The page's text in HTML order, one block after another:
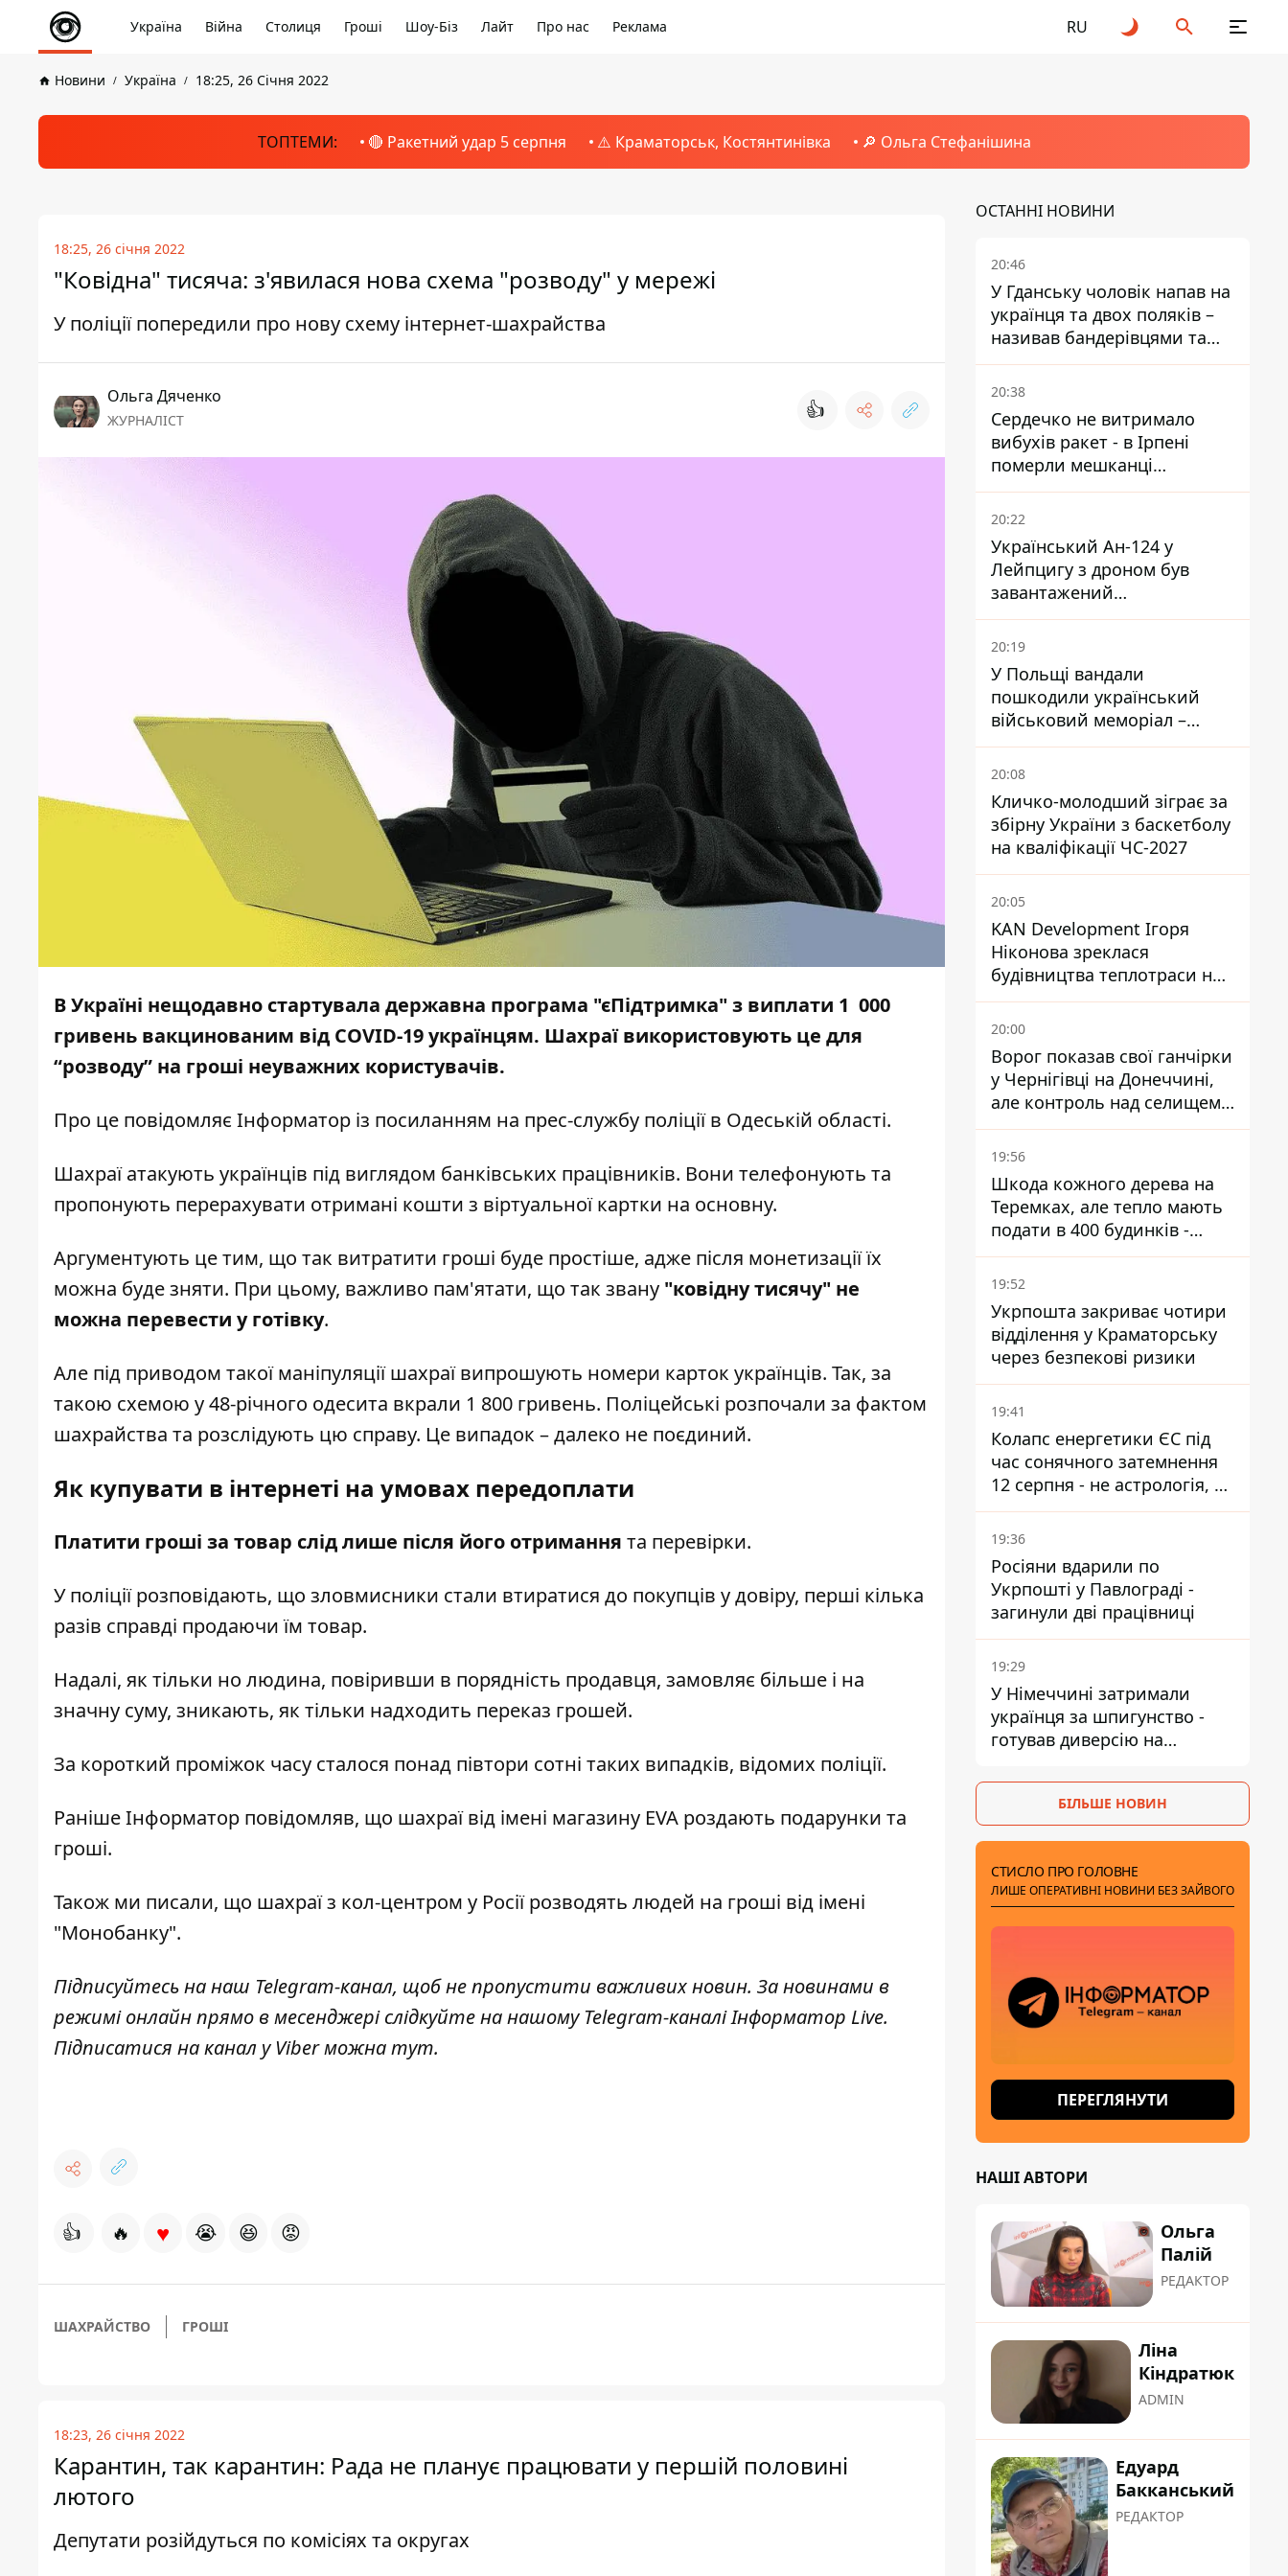
Україна Війна Столиця Гроші Шоу-Біз Лайт Про нас Реклама RU
Новини Україна 18:25, 26 Січня 2022
ТОПТЕМИ: 🔴 Ракетний удар 5 серпня ⚠️ Краматорськ, Костянтинівка 🔎 Ольга Стефанішина
18:25, 26 січня 2022
"Ковідна" тисяча: з'явилася нова схема "розводу" у мережі
У поліції попередили про нову схему інтернет-шахрайства
Ольга Дяченко
ЖУРНАЛІСТ 👍
В Україні нещодавно стартувала державна програма "єПідтримка" з виплати 1 000
гривень вакцинованим від COVID-19 українцям. Шахраї використовують це для
“розводу” на гроші неуважних користувачів.
Про це повідомляє Інформатор із посиланням на прес-службу поліції в Одеській області.
Шахраї атакують українців під виглядом банківських працівників. Вони телефонують та
пропонують перерахувати отримані кошти з віртуальної картки на основну.
Аргументують це тим, що так витратити гроші буде простіше, адже після монетизації їх
можна буде зняти. При цьому, важливо пам'ятати, що так звану "ковідну тисячу" не
можна перевести у готівку.
Але під приводом такої маніпуляції шахраї випрошують номери карток українців. Так, за
такою схемою у 48-річного одесита вкрали 1 800 гривень. Поліцейські розпочали за фактом
шахрайства та розслідують цю справу. Це випадок – далеко не поєдиний.
Як купувати в інтернеті на умовах передоплати
Платити гроші за товар слід лише після його отримання та перевірки.
У поліції розповідають, що зловмисники стали втиратися до покупців у довіру, перші кілька
разів справді продаючи їм товар.
Надалі, як тільки но людина, повіривши в порядність продавця, замовляє більше і на
значну суму, зникають, як тільки надходить переказ грошей.
За короткий проміжок часу сталося понад півтори сотні таких випадків, відомих поліції.
РанішеІнформатор повідомляв, що шахраї від імені магазину EVA роздають подарунки та
гроші.
Також ми писали, що шахраї з кол-центром у Росії розводять людей на гроші від імені
"Монобанку".
Підписуйтесь на наш Telegram-канал, щоб не пропустити важливих новин. За новинами в
режимі онлайн прямо в месенджері слідкуйте на нашому Telegram-каналіІнформатор Live.
Підписатися на канал у Viber можнатут.
👍 🔥 ♥ 😭 😆 😡
ШАХРАЙСТВО ГРОШІ
18:23, 26 січня 2022
Карантин, так карантин: Рада не планує працювати у першій половині
лютого
Депутати розійдуться по комісіях та округах
ОСТАННІ НОВИНИ
20:46
У Гданську чоловік напав на
українця та двох поляків –
називав бандерівцями та
поводився агресивно
20:38
Сердечко не витримало
вибухів ракет - в Ірпені
померли мешканці
притулку для собак з
інвалідністю
20:22
Український Ан-124 у
Лейпцигу з дроном був
завантажений
боєприпасами
20:19
У Польщі вандали
пошкодили український
військовий меморіал –
посольство відреагувало
20:08
Кличко-молодший зіграє за
збірну України з баскетболу
на кваліфікації ЧС-2027
20:05
KAN Development Ігоря
Ніконова зреклася
будівництва теплотраси на
Теремках
20:00
Ворог показав свої ганчірки
у Чернігівці на Донеччині,
але контроль над селищем
не підтверджений
19:56
Шкода кожного дерева на
Теремках, але тепло мають
подати в 400 будинків -
депутатка Київради
19:52
Укрпошта закриває чотири
відділення у Краматорську
через безпекові ризики
19:41
Колапс енергетики ЄС під
час сонячного затемнення
12 серпня - не астрологія, у
Брюсселі готуються до
екстрених заходів
19:36
Росіяни вдарили по
Укрпошті у Павлограді -
загинули дві працівниці
19:29
У Німеччині затримали
українця за шпигунство -
готував диверсію на
БІЛЬШЕ НОВИН
СТИСЛО ПРО ГОЛОВНЕ
ЛИШЕ ОПЕРАТИВНІ НОВИНИ БЕЗ ЗАЙВОГО
ПЕРЕГЛЯНУТИ
НАШІ АВТОРИ
Ольга
Палій
РЕДАКТОР
Ліна
Кіндратюк
ADMIN
Едуард
Бакканський
РЕДАКТОР